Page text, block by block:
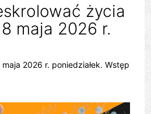
życia
maja 2026 r.
2026 r. poniedziałek. Wstęp